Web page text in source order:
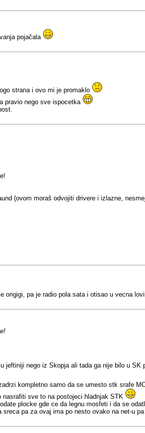
pojačala
strana i ovo mi je promaklo
pravio nego sve ispocetka
(ovom moraš odvojiti drivere i izlazne,
origigi, pa je radio pola sata i otisao u vecna
nego iz Skopja ali tada ga nije bilo u
kompletno samo da se umesto stk srafe
sve to na postojeci hladnjak STK
plocke gde ce da legnu mosfeti i da se
pa za ovaj ima po nesto ovako na net-u